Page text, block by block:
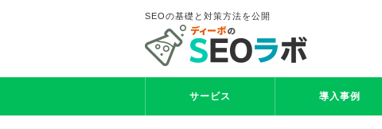
SEOの基礎と対策方法を公開
サービス 導入事例